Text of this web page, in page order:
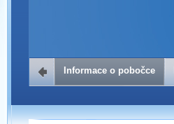
Kontakt
Pokud máte jakýkoliv
pobočky, prosím
Informace o pobočce